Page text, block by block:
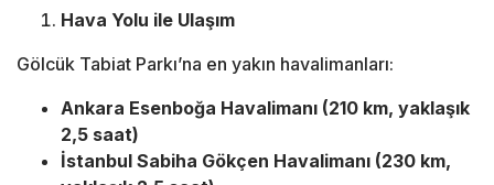
Hava Yolu ile Ulaşım
Gölcük Tabiat Parkı’na en yakın havalimanları:
Ankara Esenboğa Havalimanı (210 km, yaklaşık
2,5 saat)
İstanbul Sabiha Gökçen Havalimanı (230 km,